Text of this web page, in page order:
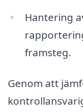
Hantering
framsteg.
Genom att